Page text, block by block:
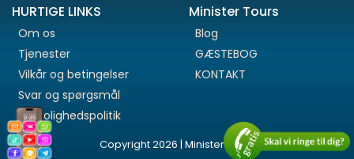
HURTIGE LINKS
Om os
Tjenester
Vilkår og betingelser
Svar og spørgsmål
Fortrolighedspolitik
Minister Tours
Blog
GÆSTEBOG
KONTAKT
Copyright 2026 | Minister Tours